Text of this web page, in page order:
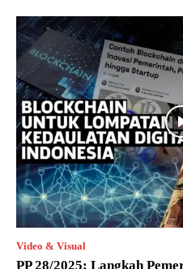
Video & Visual
PP 28/2025: Langkah